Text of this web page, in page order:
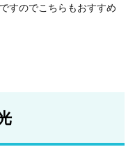
すのでこちらもおすすめ